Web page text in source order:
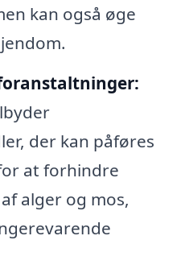
kan også øge
der kan påføres
at forhindre
alger og mos,